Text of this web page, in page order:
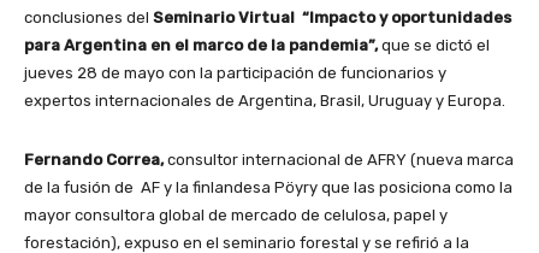
conclusiones del Seminario Virtual “Impacto y oportunidades
para Argentina en el marco de la pandemia”,que se dictó el
jueves 28 de mayo con la participación de funcionarios y
expertos internacionales de Argentina, Brasil, Uruguay y Europa.
Fernando Correa,consultor internacional de AFRY (nueva marca
de la fusión de AF y la finlandesa Pöyry que las posiciona como la
mayor consultora global de mercado de celulosa, papel y
forestación), expuso en el seminario forestal y se refirió a la